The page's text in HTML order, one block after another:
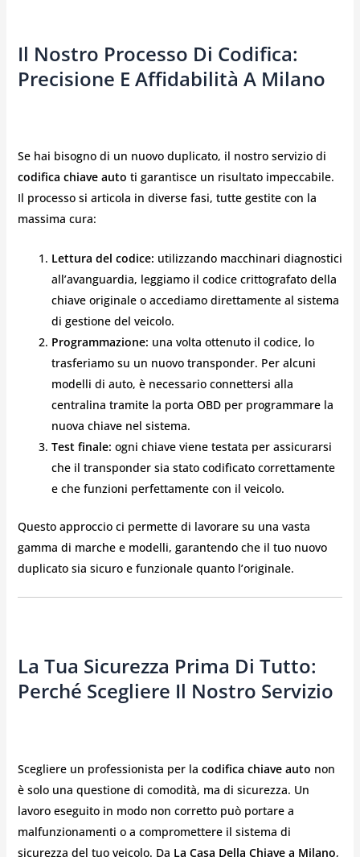
Il Nostro Processo Di Codifica:
Precisione E Affidabilità A Milano
Se hai bisogno di un nuovo duplicato, il nostro servizio di
codifica chiave auto ti garantisce un risultato impeccabile.
Il processo si articola in diverse fasi, tutte gestite con la
massima cura:
Lettura del codice: utilizzando macchinari diagnostici
all’avanguardia, leggiamo il codice crittografato della
chiave originale o accediamo direttamente al sistema
di gestione del veicolo.
Programmazione: una volta ottenuto il codice, lo
trasferiamo su un nuovo transponder. Per alcuni
modelli di auto, è necessario connettersi alla
centralina tramite la porta OBD per programmare la
nuova chiave nel sistema.
Test finale: ogni chiave viene testata per assicurarsi
che il transponder sia stato codificato correttamente
e che funzioni perfettamente con il veicolo.
Questo approccio ci permette di lavorare su una vasta
gamma di marche e modelli, garantendo che il tuo nuovo
duplicato sia sicuro e funzionale quanto l’originale.
La Tua Sicurezza Prima Di Tutto:
Perché Scegliere Il Nostro Servizio
Scegliere un professionista per la codifica chiave auto non
è solo una questione di comodità, ma di sicurezza. Un
lavoro eseguito in modo non corretto può portare a
malfunzionamenti o a compromettere il sistema di
sicurezza del tuo veicolo. Da La Casa Della Chiave a Milano,